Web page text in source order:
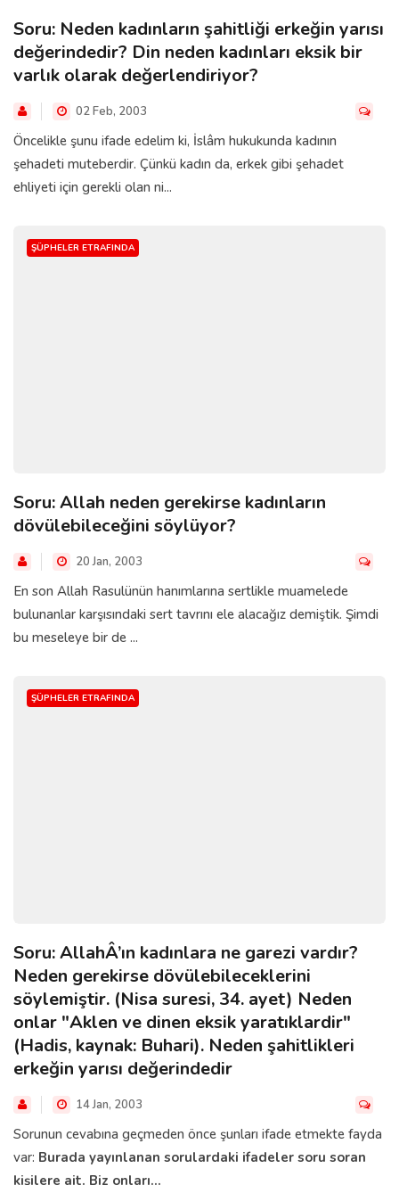
Soru: Neden kadınların şahitliği erkeğin yarısı
değerindedir? Din neden kadınları eksik bir
varlık olarak değerlendiriyor?
02 Feb, 2003
Öncelikle şunu ifade edelim ki, İslâm hukukunda kadının
şehadeti muteberdir. Çünkü kadın da, erkek gibi şehadet
ehliyeti için gerekli olan ni...
ŞÜPHELER ETRAFINDA
Soru: Allah neden gerekirse kadınların
dövülebileceğini söylüyor?
20 Jan, 2003
En son Allah Rasulünün hanımlarına sertlikle muamelede
bulunanlar karşısındaki sert tavrını ele alacağız demiştik. Şimdi
bu meseleye bir de ...
ŞÜPHELER ETRAFINDA
Soru: AllahÂ’ın kadınlara ne garezi vardır?
Neden gerekirse dövülebileceklerini
söylemiştir. (Nisa suresi, 34. ayet) Neden
onlar "Aklen ve dinen eksik yaratıklardir"
(Hadis, kaynak: Buhari). Neden şahitlikleri
erkeğin yarısı değerindedir
14 Jan, 2003
Sorunun cevabına geçmeden önce şunları ifade etmekte fayda
var: Burada yayınlanan sorulardaki ifadeler soru soran
kişilere ait. Biz onları...